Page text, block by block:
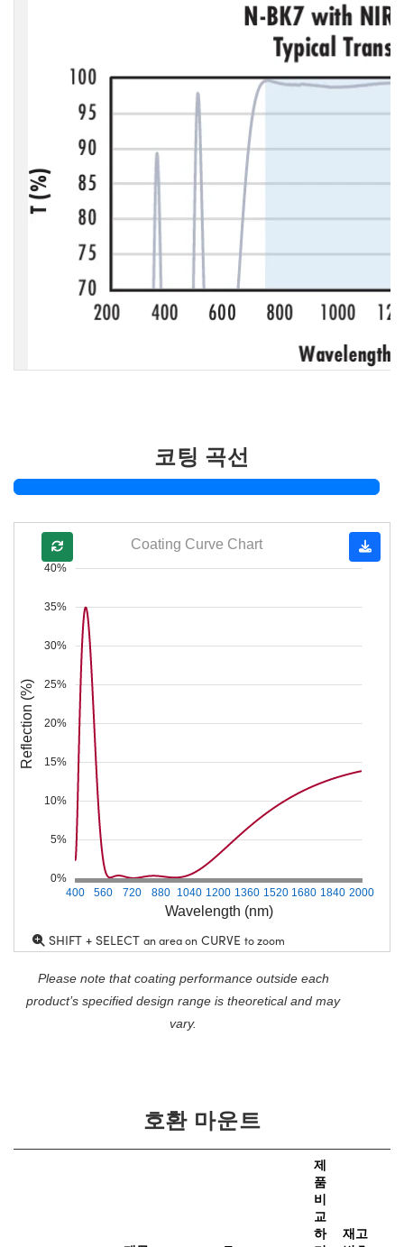
코팅 곡선
Wavelength (nm)
400 560 720 880 1040 1200 1360 1520 1680 1840 2000
0%
5%
10%
15%
20%
25%
30%
35%
40%
Reflection (%)
Coating Curve Chart
SHIFT + SELECT an area on CURVE to zoom
Please note that coating performance outside each
product’s specified design range is theoretical and may
vary.
호환 마운트
제
품
비
교
하
재고